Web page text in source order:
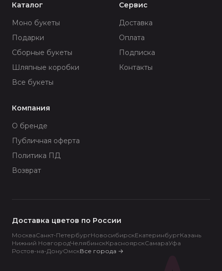
Каталог
Моно букеты
Подарки
Сборные букеты
Шляпные коробки
Все букеты
Сервис
Доставка
Оплата
Подписка
Контакты
Компания
О бренде
Публичная оферта
Политика ПД
Возврат
Доставка цветов по России
МоскваСанкт-ПетербургНовосибирскЕкатеринбургКазань
Нижний НовгородЧелябинскКрасноярскСамараУфа
Ростов-на-ДонуОмскВсе города →